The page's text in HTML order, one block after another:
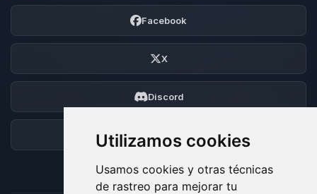
Utilizamos cookies
Usamos cookies y otras técnicas
de rastreo para mejorar tu
Facebook
X
Discord
Foro